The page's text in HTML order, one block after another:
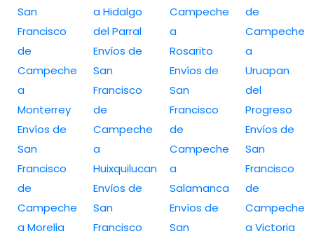
San
Francisco
de
Campeche
a
Monterrey
Envíos de
San
Francisco
de
Campeche
a Morelia
a Hidalgo
del Parral
Envíos de
San
Francisco
de
Campeche
a
Huixquilucan
Envíos de
San
Francisco
Campeche
a
Rosarito
Envíos de
San
Francisco
de
Campeche
a
Salamanca
Envíos de
San
de
Campeche
a
Uruapan
del
Progreso
Envíos de
San
Francisco
de
Campeche
a Victoria